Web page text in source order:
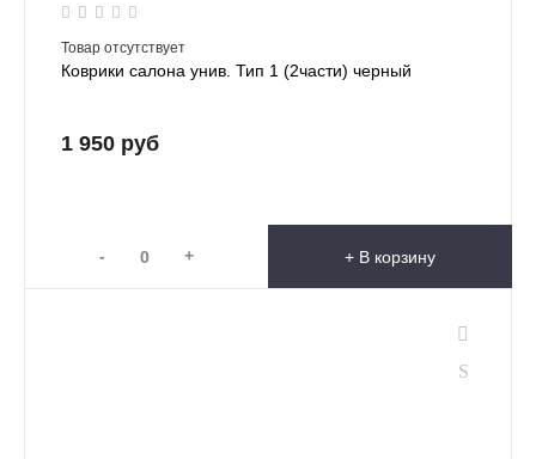
Товар отсутствует
Коврики салона унив. Тип 1 (2части) черный
1 950 руб
- + + В корзину